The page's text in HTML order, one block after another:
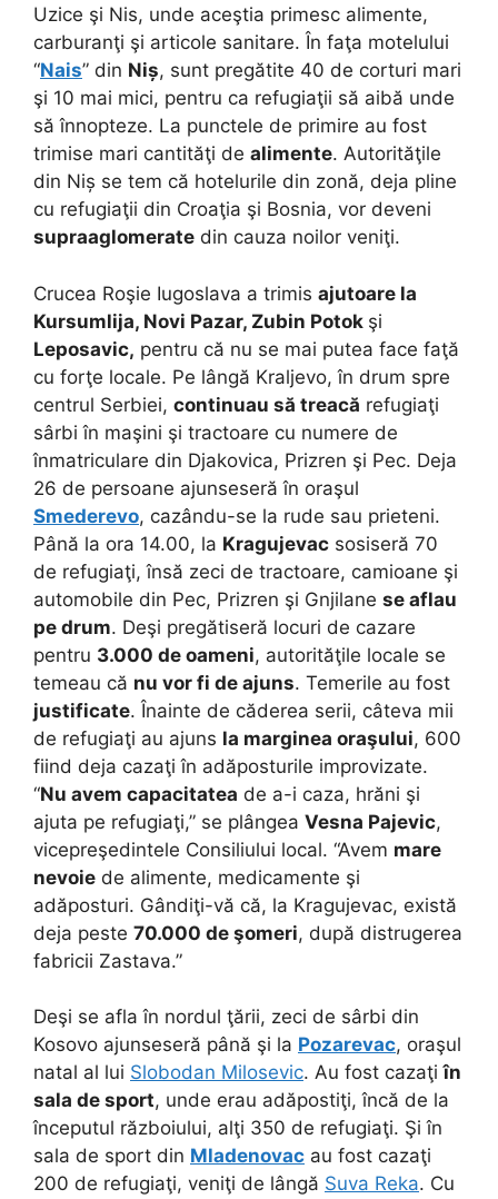
Uzice şi Nis, unde aceştia primesc alimente,
carburanţi şi articole sanitare. În faţa motelului
“Nais” din Niș, sunt pregătite 40 de corturi mari
şi 10 mai mici, pentru ca refugiaţii să aibă unde
să înnopteze. La punctele de primire au fost
trimise mari cantităţi de alimente. Autorităţile
din Niș se tem că hotelurile din zonă, deja pline
cu refugiaţii din Croaţia şi Bosnia, vor deveni
supraaglomerate din cauza noilor veniţi.
Crucea Roşie Iugoslava a trimis ajutoare la
Kursumlija, Novi Pazar, Zubin Potok şi
Leposavic, pentru că nu se mai putea face faţă
cu forţe locale. Pe lângă Kraljevo, în drum spre
centrul Serbiei, continuau să treacă refugiaţi
sârbi în maşini şi tractoare cu numere de
înmatriculare din Djakovica, Prizren şi Pec. Deja
26 de persoane ajunseseră în oraşul
Smederevo, cazându-se la rude sau prieteni.
Până la ora 14.00, la Kragujevac sosiseră 70
de refugiaţi, însă zeci de tractoare, camioane şi
automobile din Pec, Prizren şi Gnjilane se aflau
pe drum. Deşi pregătiseră locuri de cazare
pentru 3.000 de oameni, autorităţile locale se
temeau că nu vor fi de ajuns. Temerile au fost
justificate. Înainte de căderea serii, câteva mii
de refugiaţi au ajuns la marginea oraşului, 600
fiind deja cazaţi în adăposturile improvizate.
“Nu avem capacitatea de a-i caza, hrăni şi
ajuta pe refugiaţi,” se plângea Vesna Pajevic,
vicepreşedintele Consiliului local. “Avem mare
nevoie de alimente, medicamente şi
adăposturi. Gândiţi-vă că, la Kragujevac, există
deja peste 70.000 de şomeri, după distrugerea
fabricii Zastava.”
Deşi se afla în nordul ţării, zeci de sârbi din
Kosovo ajunseseră până şi la Pozarevac, oraşul
natal al lui Slobodan Milosevic. Au fost cazaţiîn
sala de sport, unde erau adăpostiţi, încă de la
începutul războiului, alţi 350 de refugiaţi. Şi în
sala de sport din Mladenovac au fost cazaţi
200 de refugiaţi, veniţi de lângă Suva Reka. Cu